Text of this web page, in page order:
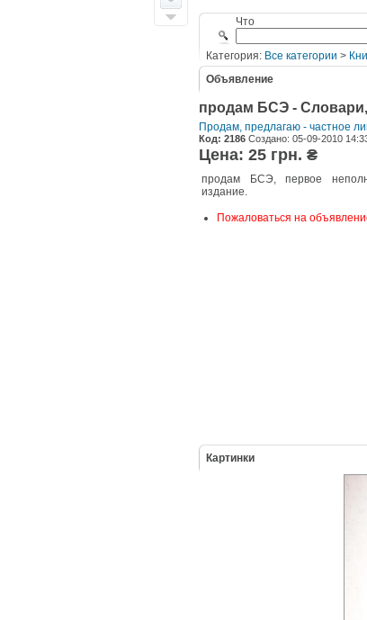
Что
Категория: Все категории >
Объявление
продам БСЭ -
Продам, предлагаю - частное
Код: 2186 Создано: 05-09-2010
Цена: 25 грн. ₴
продам БСЭ, первое
издание.
Пожаловаться на
Картинки